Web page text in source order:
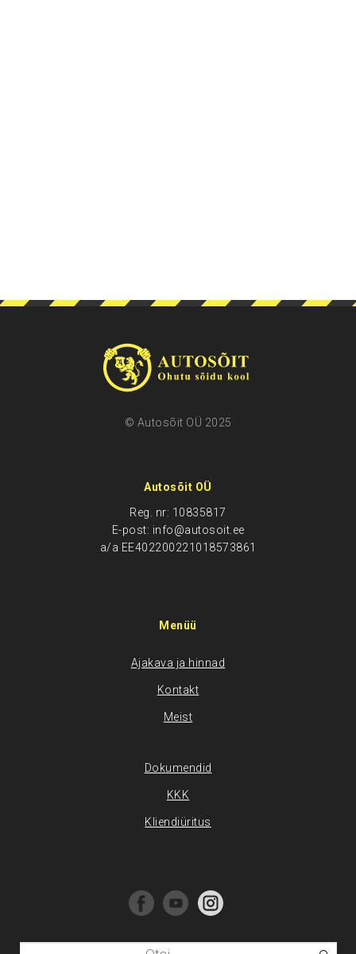
© Autosõit OÜ 2025
Autosõit OÜ
Reg. nr: 10835817
E-post: info@autosoit.ee
a/a EE402200221018573861
Menüü
Ajakava ja hinnad
Kontakt
Meist
Dokumendid
KKK
Kliendiüritus